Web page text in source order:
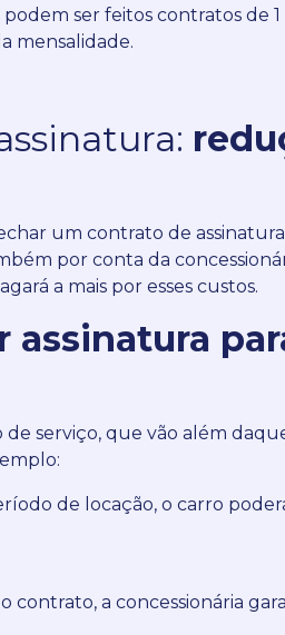
podem ser feitos contratos de
mensalidade.
um contrato de
por conta da
a mais por esses custos.
serviço, que vão além
de locação, o carro
contrato, a concessionária